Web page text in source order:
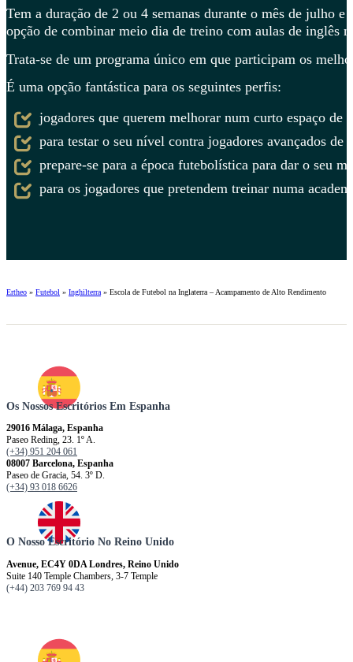
Tem a duração de 2 ou 4 semanas durante o mês de julho
opção de combinar meio dia de treino com aulas de inglês
Trata-se de um programa único em que participam os
É uma opção fantástica para os seguintes perfis:
jogadores que querem melhorar num curto espaço
para testar o seu nível contra jogadores avançados de
prepare-se para a época futebolística para dar o seu
para os jogadores que pretendem treinar numa
Ertheo » Futebol » Inghilterra » Escola de Futebol na Inglaterra – Acampamento de Alto Rendimento
Os Nossos Escritórios Em Espanha
29016 Málaga, Espanha
Paseo Reding, 23. 1º A.
(+34) 951 204 061
08007 Barcelona, ​​​​​Espanha
Paseo de Gracia, 54. 3º D.
(+34) 93 018 6626
O Nosso Escritório No Reino Unido
Avenue, EC4Y 0DA Londres, Reino Unido
Suite 140 Temple Chambers, 3-7 Temple
(+44) 203 769 94 43